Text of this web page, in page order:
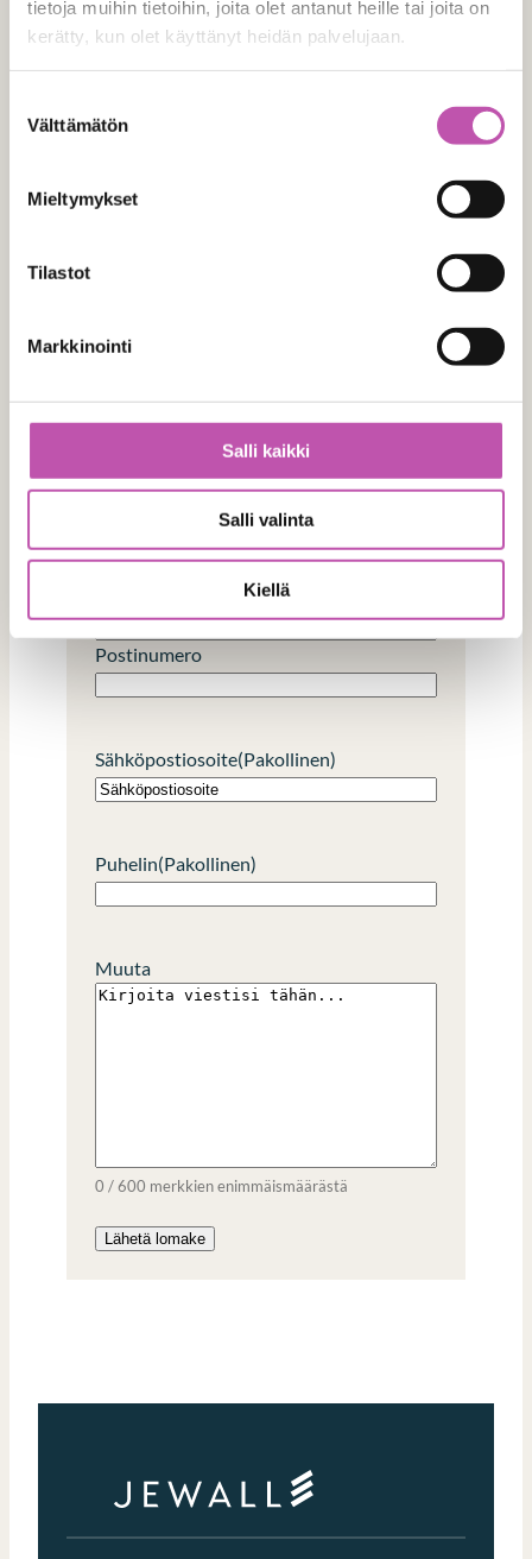
tietoja muihin tietoihin, joita olet antanut heille tai joita on
kerätty, kun olet käyttänyt heidän palvelujaan.
valinta
Välttämätön
Mieltymykset
Tilastot
Markkinointi
Salli kaikki
Salli valinta
Kiellä
Y-tunnus
t
m
S
n
i
Apteekin nimi
Postinumero
Sähköpostiosoite(Pakollinen)
Puhelin(Pakollinen)
Muuta
0 / 600 merkkien enimmäismäärästä